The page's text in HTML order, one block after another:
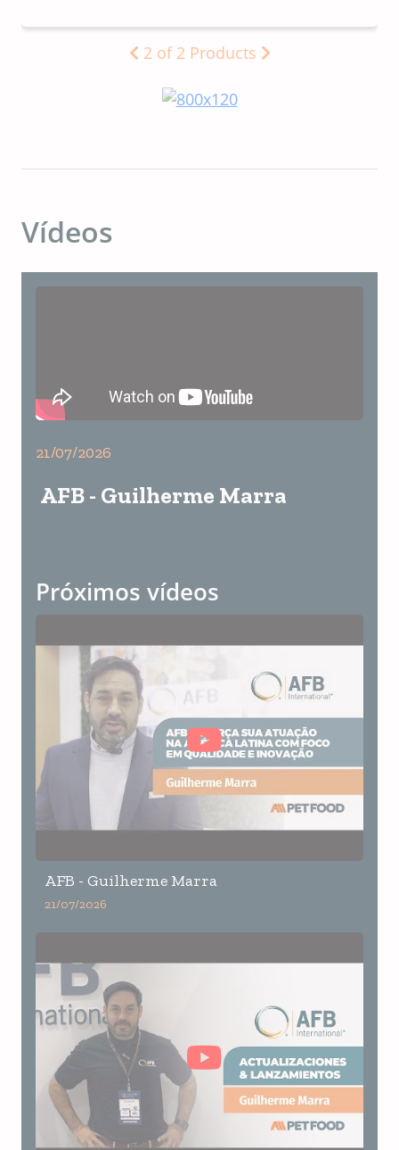
2 of 2 Products
Vídeos
21/07/2026
AFB - Guilherme Marra
Próximos vídeos
AFB - Guilherme Marra
21/07/2026